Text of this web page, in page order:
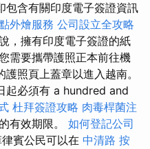
包含有關印度電子簽證資訊
外燴服務 公司設立全攻略
，擁有印度電子簽證的紙
需要攜帶護照正本前往機
照頁上蓋章以進入越南。
起必須有 a hundred and
杜拜簽證攻略 肉毒桿菌注
有效期限。 如何登記公司
賓公民可以在 中清路 按